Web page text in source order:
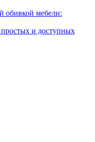
обивкой мебели:
и доступных